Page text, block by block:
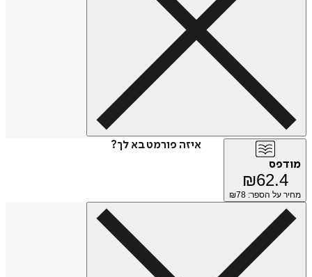
איזה פורמט בא לך?
מודפס
₪62.4
מחיר על הספר: ₪ 78